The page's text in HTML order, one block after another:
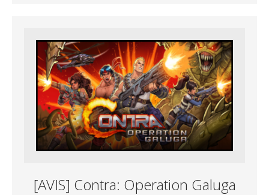
[AVIS] Contra: Operation Galuga